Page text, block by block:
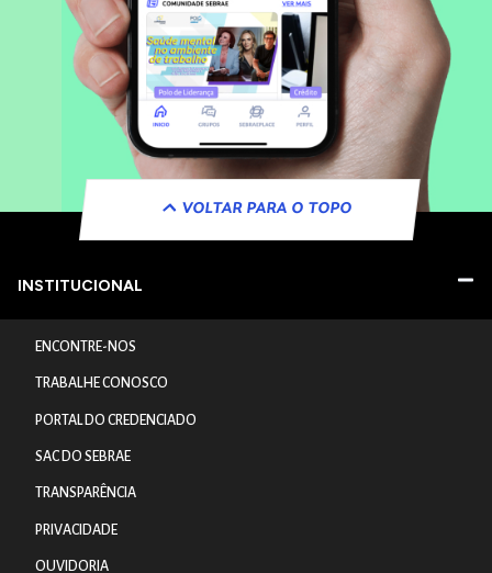
VOLTAR PARA O TOPO
INSTITUCIONAL
ENCONTRE-NOS
TRABALHE CONOSCO
PORTAL DO CREDENCIADO
SAC DO SEBRAE
TRANSPARÊNCIA
PRIVACIDADE
OUVIDORIA